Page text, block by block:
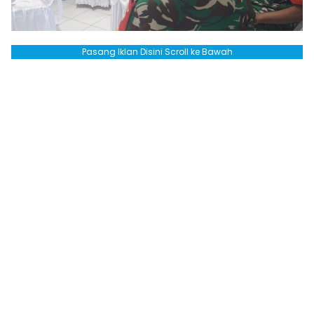
Pasang Iklan Disini Scroll ke Bawah